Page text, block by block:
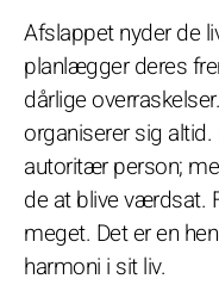
Afslappet nyder de
planlægger deres
dårlige overraskelser.
organiserer sig altid.
autoritær person;
de at blive værdsat.
meget. Det er en
harmoni i sit liv.